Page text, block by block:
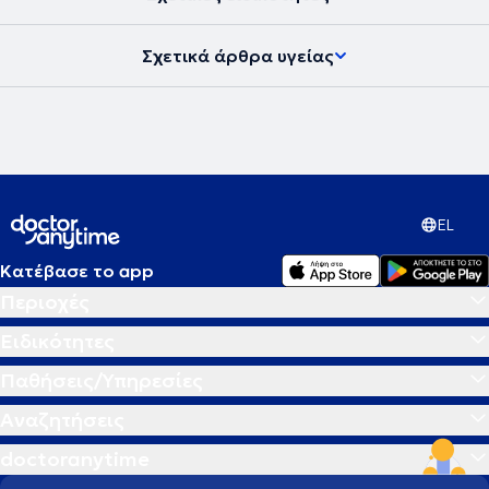
Σχετικά άρθρα υγείας
EL
Κατέβασε το app